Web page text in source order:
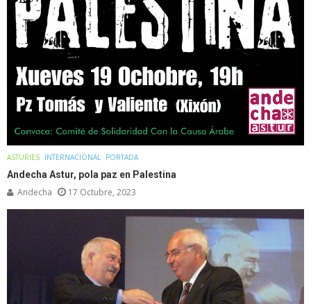
ASTURIES INTERNACIONAL PORTADA
Andecha Astur, pola paz en Palestina
Andecha 17 Octubre, 2023